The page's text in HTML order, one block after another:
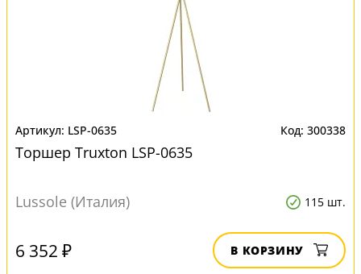
LSP-0635 300338
Торшер Truxton LSP-0635
Lussole (Италия) 115 шт.
6 352 ₽ В КОРЗИНУ